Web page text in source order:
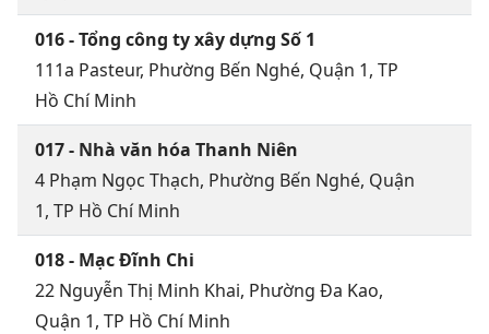
016 - Tổng công ty xây dựng Số 1
111a Pasteur, Phường Bến Nghé, Quận 1, TP
Hồ Chí Minh
017 - Nhà văn hóa Thanh Niên
4 Phạm Ngọc Thạch, Phường Bến Nghé, Quận
1, TP Hồ Chí Minh
018 - Mạc Đĩnh Chi
22 Nguyễn Thị Minh Khai, Phường Đa Kao,
Quận 1, TP Hồ Chí Minh